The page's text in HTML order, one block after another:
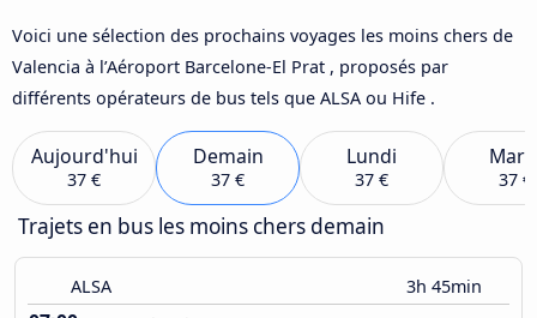
Voici une sélection des prochains voyages les moins chers de
Valencia à l’Aéroport Barcelone-El Prat , proposés par
différents opérateurs de bus tels que ALSA ou Hife .
Aujourd'hui
37 €
Demain
37 €
Lundi
37 € 37 €
Trajets en bus les moins chers demain
ALSA 3h 45min